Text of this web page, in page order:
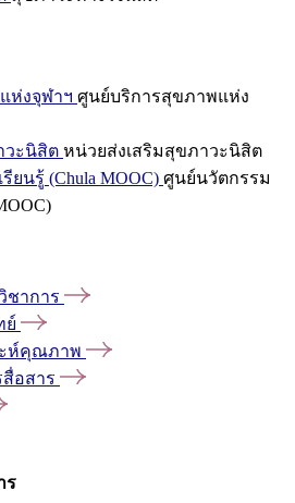
ห่งจุฬาฯ ศูนย์บริการสุขภาพแห่ง
วะนิสิต หน่วยส่งเสริมสุขภาวะนิสิต
ยนรู้ (Chula MOOC) ศูนย์นวัตกรรม
ชาการ
ย์
ะห์คุณภาพ
อสาร
ร